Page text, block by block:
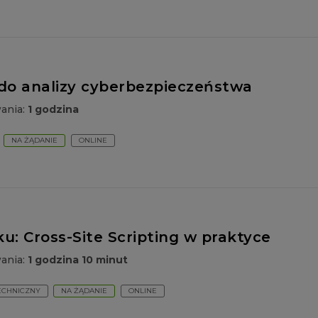
analizy cyberbezpieczeństwa
1 godzina
NA ŻĄDANIE ONLINE
Cross-Site Scripting w praktyce
1 godzina 10 minut
NA ŻĄDANIE ONLINE